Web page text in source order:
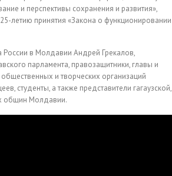
и перспективы сохранения и развития»,
летию принятия «Закона о функционировании
России в Молдавии Андрей Грекалов,
парламента, правозащитники, главы и
и творческих организаций
студенты, а также представители гагаузской,
общин Молдавии.